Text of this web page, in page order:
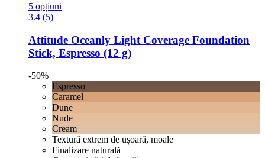
5 opțiuni
3.4 (5)
Attitude Oceanly Light Coverage Foundation
Stick, Espresso (12 g)
-50%
Espresso
Caramel
Dune
Nude
Cream
Textură extrem de ușoară, moale
Finalizare naturală